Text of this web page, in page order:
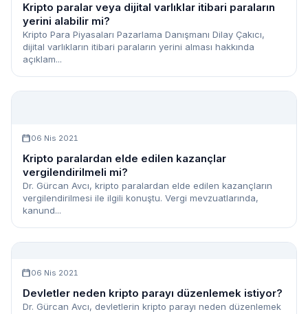
Kripto paralar veya dijital varlıklar itibari paraların
yerini alabilir mi?
Kripto Para Piyasaları Pazarlama Danışmanı Dilay Çakıcı,
dijital varlıkların itibari paraların yerini alması hakkında
açıklam...
06 Nis 2021
Kripto paralardan elde edilen kazançlar
vergilendirilmeli mi?
Dr. Gürcan Avcı, kripto paralardan elde edilen kazançların
vergilendirilmesi ile ilgili konuştu. Vergi mevzuatlarında,
kanund...
06 Nis 2021
Devletler neden kripto parayı düzenlemek istiyor?
Dr. Gürcan Avcı, devletlerin kripto parayı neden düzenlemek